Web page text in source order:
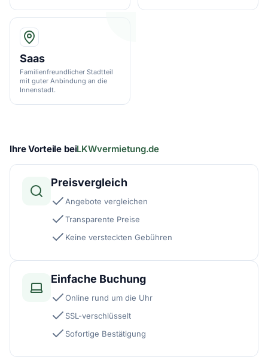
Saas
Familienfreundlicher Stadtteil
mit guter Anbindung an die
Innenstadt.
Ihre Vorteile beiLKWvermietung.de
Preisvergleich
Angebote vergleichen
Transparente Preise
Keine versteckten Gebühren
Einfache Buchung
Online rund um die Uhr
SSL-verschlüsselt
Sofortige Bestätigung